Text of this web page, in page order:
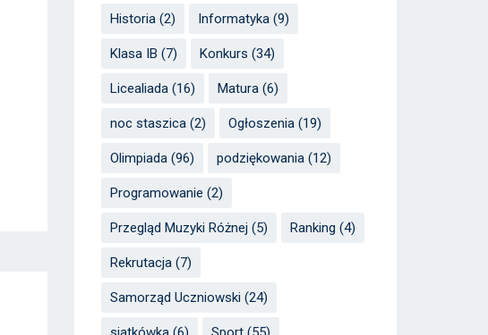
Historia (2) Informatyka (9)
Klasa IB (7) Konkurs (34)
Licealiada (16) Matura (6)
noc staszica (2) Ogłoszenia (19)
Olimpiada (96) podziękowania (12)
Programowanie (2)
Przegląd Muzyki Różnej (5) Ranking (4)
Rekrutacja (7)
Samorząd Uczniowski (24)